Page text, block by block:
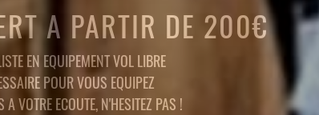
A PARTIR DE 200€
EN EQUIPEMENT VOL LIBRE
POUR VOUS EQUIPEZ
VOTRE ECOUTE, N'HESITEZ PAS !